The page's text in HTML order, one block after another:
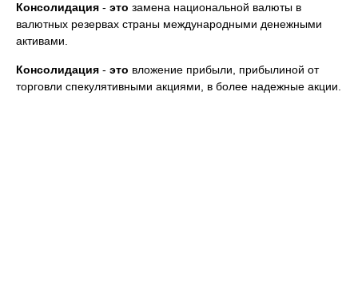
Консолидация - это замена национальной валюты в
валютных резервах страны международными денежными
активами.
Консолидация - это вложение прибыли, прибылиной от
торговли спекулятивными акциями, в более надежные акции.